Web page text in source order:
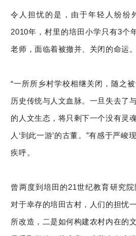
令人担忧的是，由于年轻人纷纷
2010年，村里的培田小学只有3个
老师，面临着被撤并、关闭的命运。
“一所所乡村学校相继关闭，随之
历史传统与人文血脉。一旦失去了
的人文生态，将只剩下一个没有灵
人‘到此一游’的古董。”有感于严峻
疾呼。
曾两度到培田的21世纪教育研究院
对于幸存的培田古村，人们的担忧
所改造，二是如何构建农村内在的